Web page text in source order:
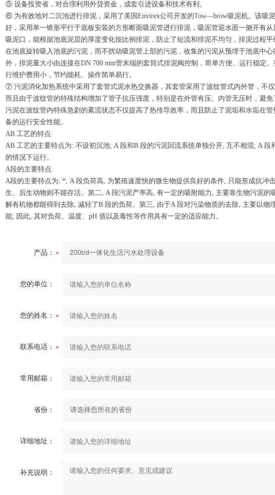
⑤ 设备投资省，对合理利用外贷资金，成套引进设备和技术有利。
⑥ 为有效地对二沉池进行排泥，采用了美国Envirex公司开发的Tow—brow吸泥机。该吸
好，采用单一锥形平行于底板安装的方形断面吸泥管进行排泥，吸泥管迎水面一侧开有
吸泥口，能根据池底泥层的厚度变化按比例排泥，防止了短流和排泥不均匀，排泥过程
在池底旋转吸入池底的污泥，而不扰动吸泥管上部的污泥，收集的污泥从预埋于池底中心
外，排泥量大小由连接在DN 700 mm管末端的套筒式排泥阀控制，简单方便、运行稳定
行维护费用小，节约能耗、操作简单易行。
⑦ 污泥消化加热系统中采用了套管式泥水热交换器，其套管采用了波纹管式内外管，不仅
而且由于波纹管的特殊结构增加了管子抗压强度，特别是在外管有压、内管无压时，避
污泥在波纹管内特殊急剧的紊流状态不仅提高了热传导效率，而且防止了泥垢和水垢在
备的运行安全性能。
AB 工艺的特点
AB 工艺的主要特点为: 不设初沉池; A 段和B 段的污泥回流系统单独分开, 互不相混; A 段
的情况下运行。
A段的主要特点
A段的主要特点为: *, A 段负荷高, 为繁殖速度快的微生物提供良好的条件, 只能形成抗冲
生、后生动物则不能存活。第二, A 段污泥产率高, 有一定的吸附能力, 主要靠生物污泥的
解有机物都能得到去除, 减轻了B 段的负荷。第三, 由于A 段对污染物质的去除, 主要以物
能, 因此, 其对负荷、温度、pH 值以及毒性等作用具有一定的适应能力。
产品：
您的单位：
您的姓名：
联系电话：
常用邮箱：
省份：
详细地址：
补充说明：